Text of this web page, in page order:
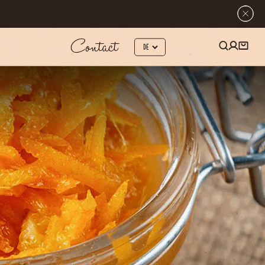
Contact